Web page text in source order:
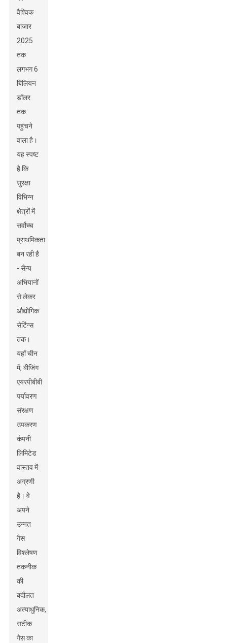
वैश्विक
बाजार
2025
तक
लगभग 6
बिलियन
डॉलर
तक
पहुंचने
वाला है।
यह स्पष्ट
है कि
सुरक्षा
विभिन्न
क्षेत्रों में
सर्वोच्च
प्राथमिकता
बन रही है
- सैन्य
अभियानों
से लेकर
औद्योगिक
सेटिंग्स
तक।
यहाँ चीन
में, बीजिंग
एयरपीबीबी
पर्यावरण
संरक्षण
उपकरण
कंपनी
लिमिटेड
वास्तव में
अग्रणी
है। वे
अपने
उन्नत
गैस
विश्लेषण
तकनीक
की
बदौलत
अत्याधुनिक,
सटीक
गैस का